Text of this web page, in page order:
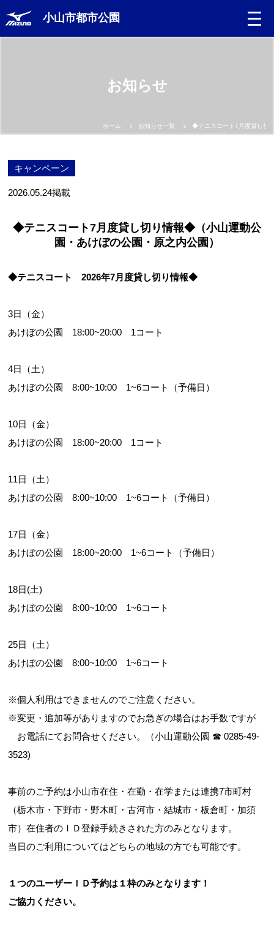
小山市都市公園
お問合せフォーム
お知らせ
ホーム お知らせ一覧 ◆テニスコート7月度貸し切
キャンペーン
2026.05.24掲載
◆テニスコート7月度貸し切り情報◆（小山運動公
園・あけぼの公園・原之内公園）
◆テニスコート 2026年7月度貸し切り情報◆
3日（金）
あけぼの公園 18:00~20:00 1コート
4日（土）
あけぼの公園 8:00~10:00 1~6コート（予備日）
10日（金）
あけぼの公園 18:00~20:00 1コート
11日（土）
あけぼの公園 8:00~10:00 1~6コート（予備日）
17日（金）
あけぼの公園 18:00~20:00 1~6コート（予備日）
18日(土)
あけぼの公園 8:00~10:00 1~6コート
25日（土）
あけぼの公園 8:00~10:00 1~6コート
※個人利用はできませんのでご注意ください。
※変更・追加等がありますのでお急ぎの場合はお手数ですが
お電話にてお問合せください。（小山運動公園 ☎ 0285-49-
3523)
事前のご予約は小山市在住・在勤・在学または連携7市町村
（栃木市・下野市・野木町・古河市・結城市・板倉町・加須
市）在住者のＩＤ登録手続きされた方のみとなります。
当日のご利用についてはどちらの地域の方でも可能です。
１つのユーザーＩＤ予約は１枠のみとなります！
ご協力ください。